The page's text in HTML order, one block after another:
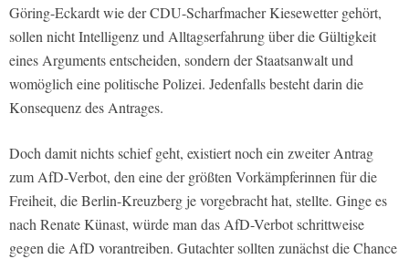
Göring-Eckardt wie der CDU-Scharfmacher Kiesewetter gehört,
sollen nicht Intelligenz und Alltagserfahrung über die Gültigkeit
eines Arguments entscheiden, sondern der Staatsanwalt und
womöglich eine politische Polizei. Jedenfalls besteht darin die
Konsequenz des Antrages.
Doch damit nichts schief geht, existiert noch ein zweiter Antrag
zum AfD-Verbot, den eine der größten Vorkämpferinnen für die
Freiheit, die Berlin-Kreuzberg je vorgebracht hat, stellte. Ginge es
nach Renate Künast, würde man das AfD-Verbot schrittweise
gegen die AfD vorantreiben. Gutachter sollten zunächst die Chance